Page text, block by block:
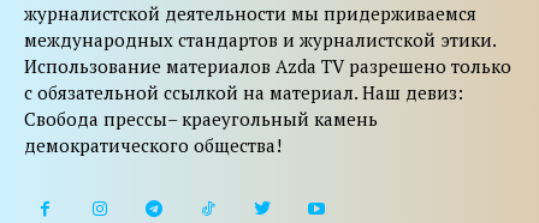
журналистской деятельности мы придерживаемся
международных стандартов и журналистской этики.
Использование материалов Azda TV разрешено только
с обязательной ссылкой на материал. Наш девиз:
Свобода прессы– краеугольный камень
демократического общества!